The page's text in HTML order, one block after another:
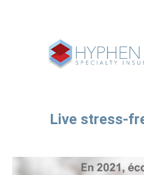
Live stress-